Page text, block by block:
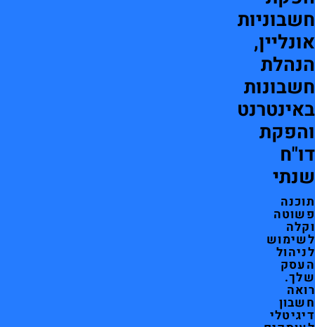
חשבוניות
אונליין,
הנהלת
חשבונות
באינטרנט
והפקת
דו"ח
שנתי
תוכנה
פשוטה
וקלה
לשימוש
לניהול
העסק
שלך.
רואה
חשבון
דיגיטלי